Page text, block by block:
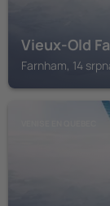
Vieux-Old
Farnham, 14